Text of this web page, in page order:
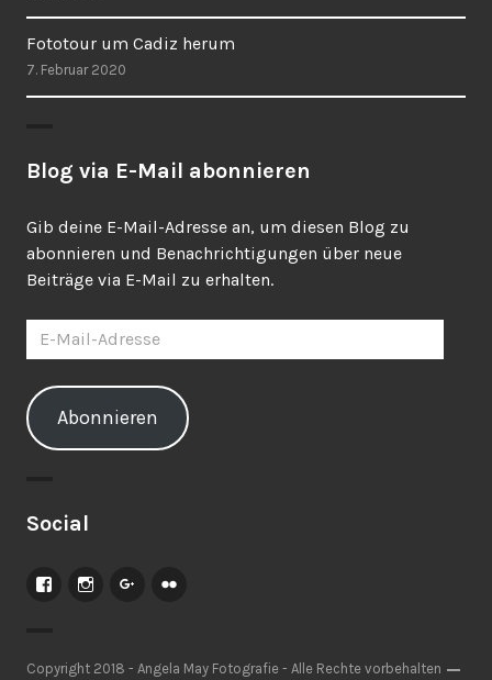
Fototour um Cadiz herum
7. Februar 2020
Blog via E-Mail abonnieren
Gib deine E-Mail-Adresse an, um diesen Blog zu
abonnieren und Benachrichtigungen über neue
Beiträge via E-Mail zu erhalten.
Mail-
Adresse
Abonnieren
Social
FacebookInstagramGoogle+
Copyright 2018 - Angela May Fotografie - Alle Rechte vorbehalten